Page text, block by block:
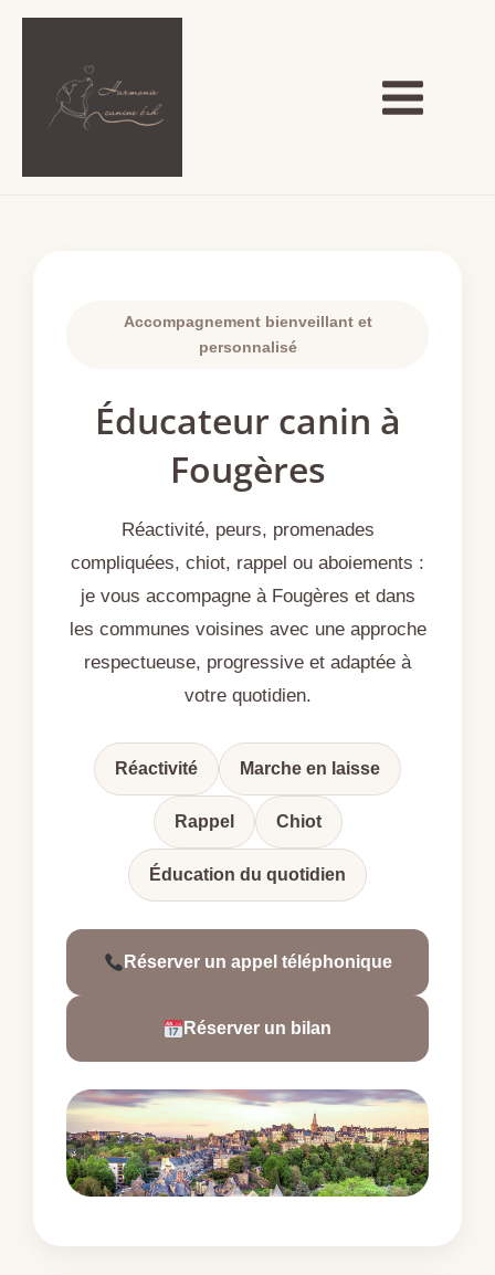
Aller
Menu
Accompagnement bienveillant et
personnalisé
Éducateur canin à
Fougères
Réactivité, peurs, promenades
compliquées, chiot, rappel ou aboiements :
je vous accompagne à Fougères et dans
les communes voisines avec une approche
respectueuse, progressive et adaptée à
votre quotidien.
Réactivité Marche en laisse
Rappel Chiot
Éducation du quotidien
Réserver un appel téléphonique
Réserver un bilan